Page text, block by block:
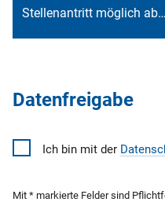
Datenfreigabe
Ich bin mit der
Mit * markierte Felder sind